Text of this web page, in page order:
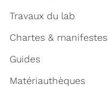
Travaux du lab
Chartes & manifestes
Guides
Matériauthèques